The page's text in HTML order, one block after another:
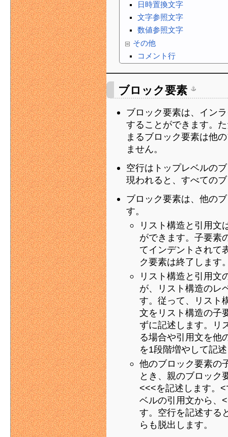
日時置換文字
文字参照文字
数値参照文字
その他
コメント行
ブロック要素
ブロック要素は、イン
することができます。
まるブロック要素は他
ません。
空行はトップレベルの
現われると、すべての
ブロック要素は、他の
す。
リスト構造と引用文
ができます。子要素
てインデントされて
ク要素は終了します
リスト構造と引用文
が、リスト構造のレ
す。従って、リスト
文をリスト構造の子
ずに記述します。リ
る場合や引用文を他
を1段階増やして記
他のブロック要素の
とき、親のブロック
<<<を記述します。
ベルの引用文から、
す。空行を記述する
らも脱出します。